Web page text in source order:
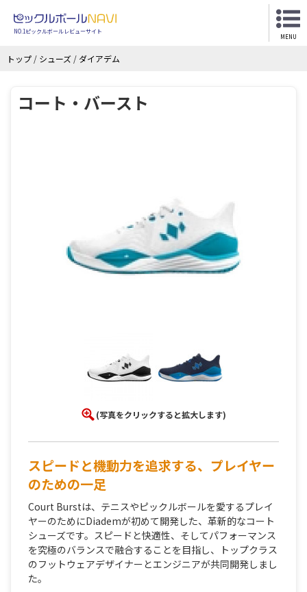
NO.1ピックルボールレビューサイト
MENU
トップ / シューズ / ダイアデム
コート・バースト
(写真をクリックすると拡大します)
スピードと機動力を追求する、プレイヤー
のための一足
Court Burstは、テニスやピックルボールを愛するプレイ
ヤーのためにDiademが初めて開発した、革新的なコート
シューズです。スピードと快適性、そしてパフォーマンス
を究極のバランスで融合することを目指し、トップクラス
のフットウェアデザイナーとエンジニアが共同開発しまし
た。